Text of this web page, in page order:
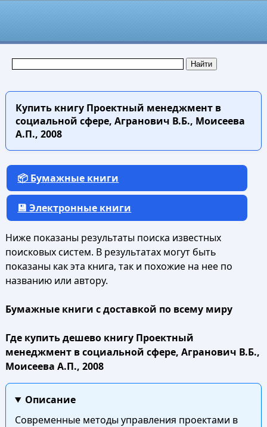
Купить книгуПроектный менеджмент в
социальной сфере, Агранович В.Б., Моисеева
А.П., 2008
📦 Бумажные книги
💾 Электронные книги
Ниже показаны результаты поиска известных
поисковых систем. В результатах могут быть
показаны как эта книга, так и похожие на нее по
названию или автору.
Бумажные книги с доставкой по всему миру
Где купить дешево книгу Проектный
менеджмент в социальной сфере, Агранович В.Б.,
Моисеева А.П., 2008
Описание
Современные методы управления проектами в